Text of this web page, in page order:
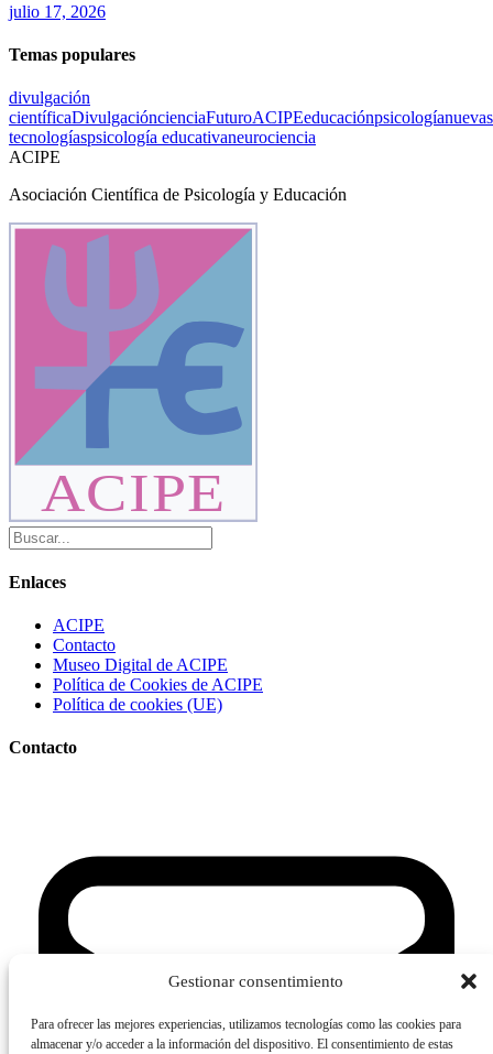
Gestionar consentimiento
Para ofrecer las mejores experiencias, utilizamos tecnologías como las cookies para
almacenar y/o acceder a la información del dispositivo. El consentimiento de estas
julio 17, 2026
Temas populares
divulgación
científicaDivulgacióncienciaFuturoACIPEeducaciónpsicologíanuevas
tecnologíaspsicología educativaneurociencia
ACIPE
Asociación Científica de Psicología y Educación
ACIPE
Enlaces
ACIPE
Contacto
Museo Digital de ACIPE
Política de Cookies de ACIPE
Política de cookies (UE)
Contacto